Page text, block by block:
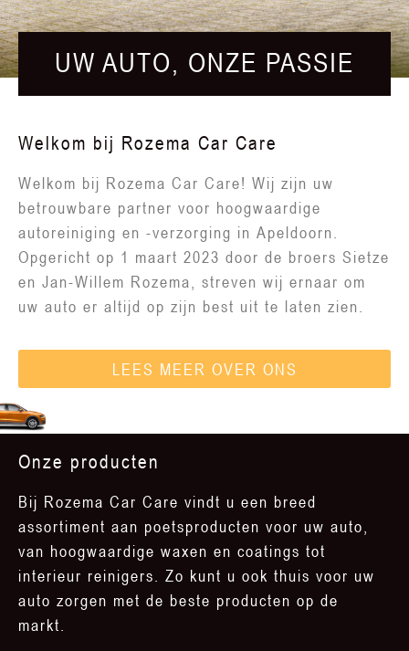
UW AUTO, ONZE PASSIE
Welkom bij Rozema Car Care
Welkom bij Rozema Car Care! Wij zijn uw
betrouwbare partner voor hoogwaardige
autoreiniging en -verzorging in Apeldoorn.
Opgericht op 1 maart 2023 door de broers Sietze
en Jan-Willem Rozema, streven wij ernaar om
uw auto er altijd op zijn best uit te laten zien.
LEES MEER OVER ONS
Onze producten
Bij Rozema Car Care vindt u een breed
assortiment aan poetsproducten voor uw auto,
van hoogwaardige waxen en coatings tot
interieur reinigers. Zo kunt u ook thuis voor uw
auto zorgen met de beste producten op de
markt.